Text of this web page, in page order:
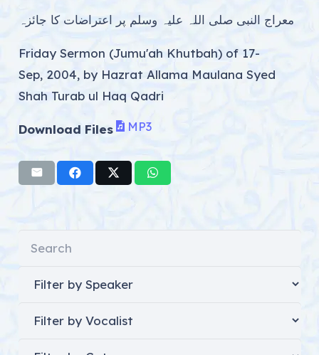
معراج النبی صلی اللہ علیہ وسلم پر اعتراضات کا جائزہ
Friday Sermon (Jumu'ah Khutbah) of 17-
Sep, 2004, by Hazrat Allama Maulana Syed
Shah Turab ul Haq Qadri
Download Files MP3